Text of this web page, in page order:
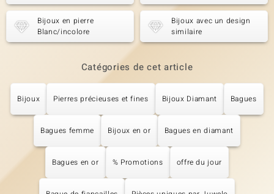
Bijoux en pierre
Blanc/incolore
Bijoux avec un design
similaire
Catégories de cet article
Bijoux Pierres précieuses et fines Bijoux Diamant Bagues
Bagues femme Bijoux en or Bagues en diamant
Bagues en or % Promotions offre du jour